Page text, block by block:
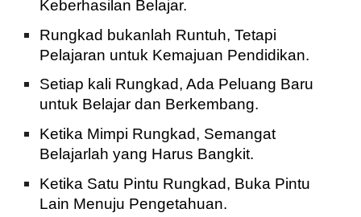
Keberhasilan Belajar.
Rungkad bukanlah Runtuh, Tetapi
Pelajaran untuk Kemajuan Pendidikan.
Setiap kali Rungkad, Ada Peluang Baru
untuk Belajar dan Berkembang.
Ketika Mimpi Rungkad, Semangat
Belajarlah yang Harus Bangkit.
Ketika Satu Pintu Rungkad, Buka Pintu
Lain Menuju Pengetahuan.